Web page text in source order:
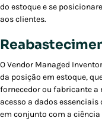
do estoque e se
aos clientes.
O Vendor Managed
da posição em estoque,
fornecedor ou fabricante a
acesso a dados essenciais
em conjunto com a